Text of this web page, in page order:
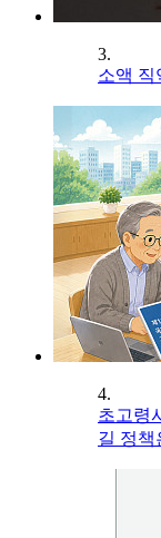
3.
소액 직
4.
초고령
길 정책